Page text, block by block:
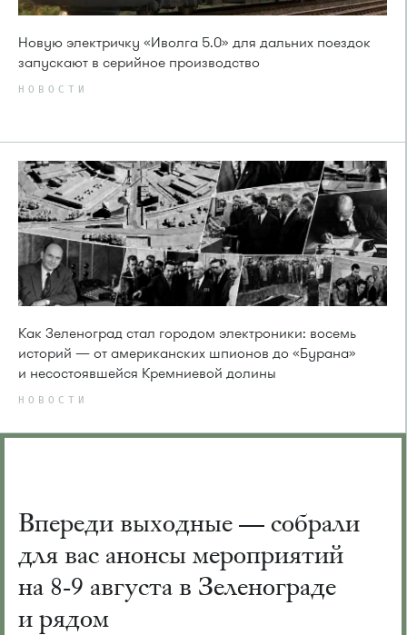
Новую электричку «Иволга 5.0» для дальних поездок
запускают в серийное производство
НОВОСТИ
Как Зеленоград стал городом электроники: восемь
историй — от американских шпионов до «Бурана»
и несостоявшейся Кремниевой долины
НОВОСТИ
Впереди выходные — собрали
для вас анонсы мероприятий
на 8-9 августа в Зеленограде
и рядом